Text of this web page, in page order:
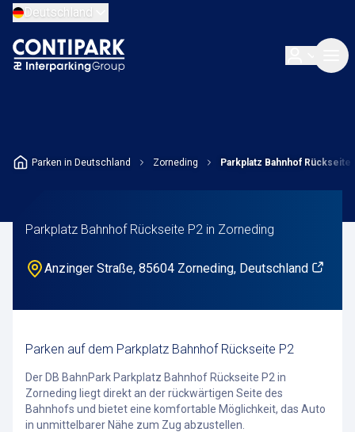
Deutschland
Parken in Deutschland Zorneding Parkplatz Bahnhof Rückseite
Parkplatz Bahnhof Rückseite P2 in Zorneding
Anzinger Straße, 85604 Zorneding, Deutschland
Parken auf dem Parkplatz Bahnhof Rückseite P2
Der DB BahnPark Parkplatz Bahnhof Rückseite P2 in
Zorneding liegt direkt an der rückwärtigen Seite des
Bahnhofs und bietet eine komfortable Möglichkeit, das Auto
in unmittelbarer Nähe zum Zug abzustellen.